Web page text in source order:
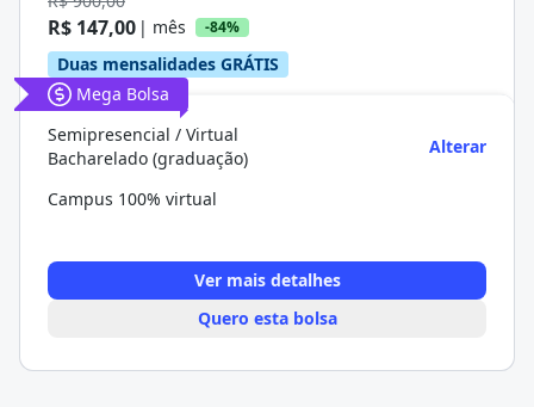
R$ 147,00 | mês -84%
Duas mensalidades GRÁTIS
Mega Bolsa
Semipresencial / Virtual
Bacharelado (graduação)
Alterar
Campus 100% virtual
Ver mais detalhes
Quero esta bolsa